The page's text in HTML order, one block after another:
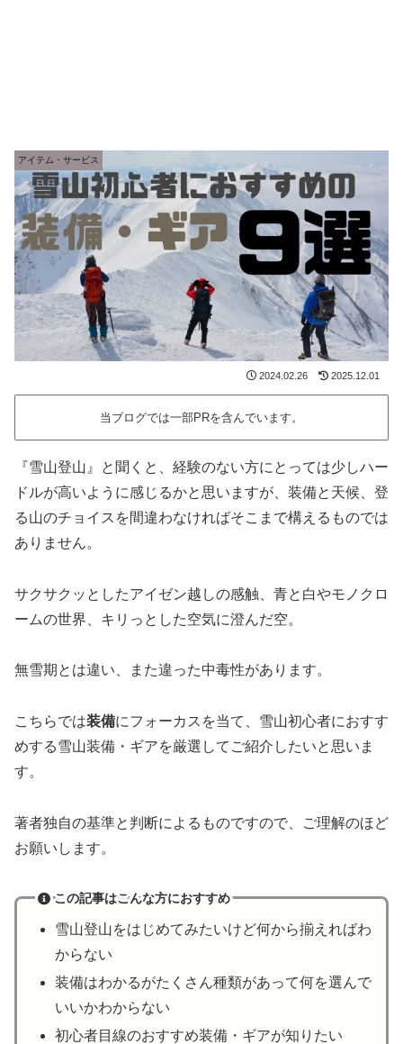
アイテム・サービス
2024.02.26 2025.12.01
当ブログでは一部PRを含んでいます。
『雪山登山』と聞くと、経験のない方にとっては少しハー
ドルが高いように感じるかと思いますが、装備と天候、登
る山のチョイスを間違わなければそこまで構えるものでは
ありません。
サクサクッとしたアイゼン越しの感触、青と白やモノクロ
ームの世界、キリっとした空気に澄んだ空。
無雪期とは違い、また違った中毒性があります。
こちらでは装備にフォーカスを当て、雪山初心者におすす
めする雪山装備・ギアを厳選してご紹介したいと思いま
す。
著者独自の基準と判断によるものですので、ご理解のほど
お願いします。
この記事はこんな方におすすめ
雪山登山をはじめてみたいけど何から揃えればわ
からない
装備はわかるがたくさん種類があって何を選んで
いいかわからない
初心者目線のおすすめ装備・ギアが知りたい